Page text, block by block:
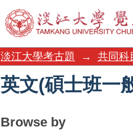
英文(碩士班一
淡江大學考古題
→ 共同科
英文(碩士班一
Browse by